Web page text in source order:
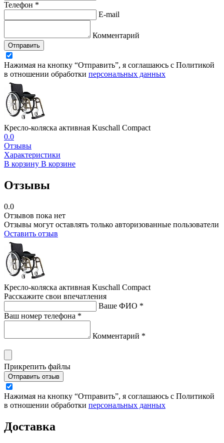
Телефон *
E-mail
Комментарий
Отправить
Нажимая на кнопку “Отправить”, я соглашаюсь с Политикой
в отношении обработки персональных данных
Кресло-коляска активная Kuschall Compact
0.0
Отзывы
Характеристики
В корзину В корзине
Отзывы
0.0
Отзывов пока нет
Отзывы могут оставлять только авторизованные пользователи
Оставить отзыв
Кресло-коляска активная Kuschall Compact
Расскажите свои впечатления
Ваше ФИО *
Ваш номер телефона *
Комментарий *
Прикрепить файлы
Отправить отзыв
Нажимая на кнопку “Отправить”, я соглашаюсь с Политикой
в отношении обработки персональных данных
Доставка